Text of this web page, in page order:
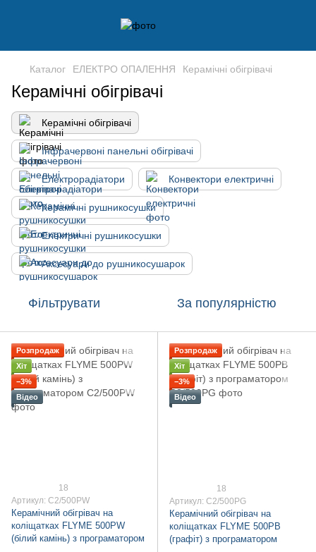
Каталог ЕЛЕКТРО ОПАЛЕННЯ Керамічні обігрівачі
Керамічні обігрівачі
Керамічні обігрівачі
Інфрачервоні панельні обігрівачі
Електрорадіатори Конвектори електричні
Керамічні рушникосушки
Електричні рушникосушки
Аксесуари до рушникосушарок
Фільтрувати За популярністю
Розпродаж
Хіт
−3%
Відео
18
Артикул: C2/500PW
Керамічний обігрівач на
коліщатках FLYME 500PW
(білий камінь) з програматором
Розпродаж
Хіт
−3%
Відео
18
Артикул: C2/500PG
Керамічний обігрівач на
коліщатках FLYME 500PB
(графіт) з програматором